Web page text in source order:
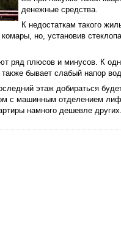
денежные средства.
К недостаткам такого
но, установив
ряд плюсов и минусов. К
бывает слабый напор
этаж добираться
с машинным отделением
намного дешевле других.